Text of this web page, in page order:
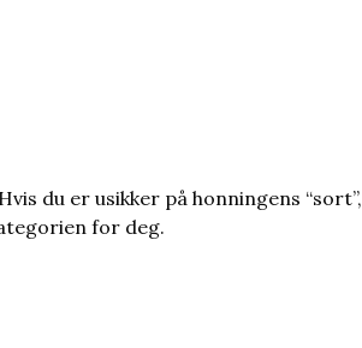
du er usikker på honningens “sort”,
for deg.